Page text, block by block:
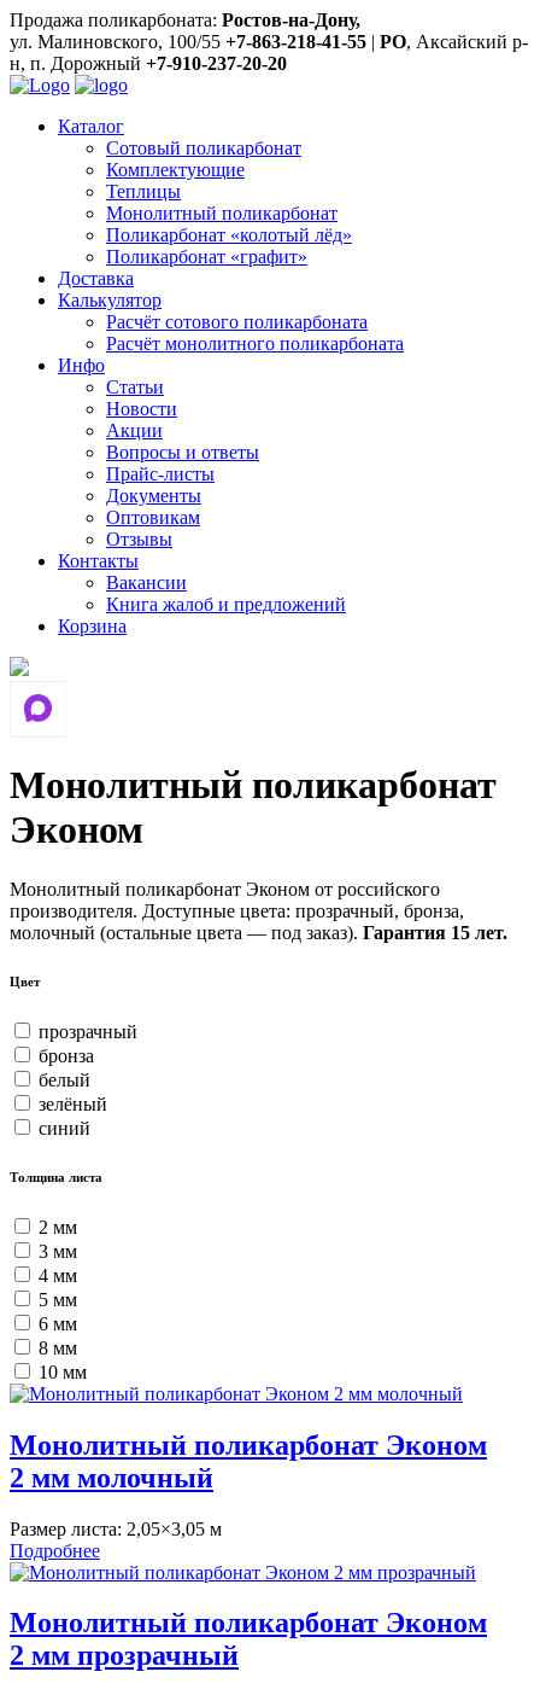
Продажа поликарбоната: Ростов-на-Дону,
ул. Малиновского, 100/55 +7-863-218-41-55 | РО, Аксайский р-
н, п. Дорожный +7-910-237-20-20
Каталог
Сотовый поликарбонат
Комплектующие
Теплицы
Монолитный поликарбонат
Поликарбонат «колотый лёд»
Поликарбонат «графит»
Доставка
Калькулятор
Расчёт сотового поликарбоната
Расчёт монолитного поликарбоната
Инфо
Статьи
Новости
Акции
Вопросы и ответы
Прайс-листы
Документы
Оптовикам
Отзывы
Контакты
Вакансии
Книга жалоб и предложений
Корзина
Монолитный поликарбонат
Эконом
Монолитный поликарбонат Эконом от российского
производителя. Доступные цвета: прозрачный, бронза,
молочный (остальные цвета — под заказ). Гарантия 15 лет.
Цвет
прозрачный
бронза
белый
зелёный
синий
Толщина листа
2 мм
3 мм
4 мм
5 мм
6 мм
8 мм
10 мм
Монолитный поликарбонат Эконом
2 мм молочный
Размер листа: 2,05×3,05 м
Подробнее
Монолитный поликарбонат Эконом
2 мм прозрачный